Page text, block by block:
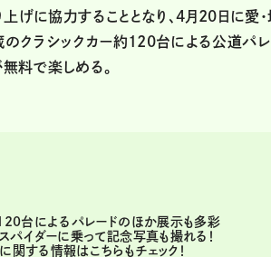
上げに協力することとなり、4月20日に
クラシックカー約120台による公道パ
料で楽しめる。
台によるパレードのほか展示も多彩
パイダーに乗って記念写真も撮れる！
関する情報はこちらもチェック！